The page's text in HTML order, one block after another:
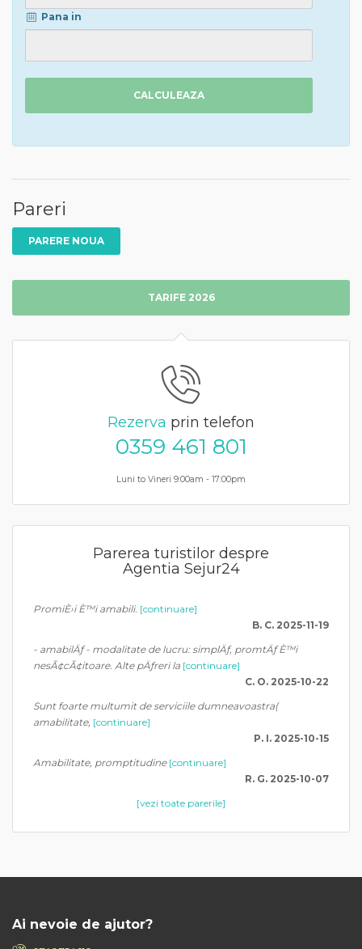
Pana in
CALCULEAZA
Pareri
PARERE NOUA
TARIFE 2026
Rezerva prin telefon
0359 461 801
Luni to Vineri 9:00am - 17:00pm
Parerea turistilor despre
Agentia Sejur24
PromiÈ›i È™i amabili. [continuare]
B. C. 2025-11-19
- amabilÄƒ - modalitate de lucru: simplÄƒ, promtÄƒ È™i
nesÃ¢cÃ¢itoare. Alte pÄƒreri la [continuare]
C. O. 2025-10-22
Sunt foarte multumit de serviciile dumneavoastra(
amabilitate, [continuare]
P. I. 2025-10-15
Amabilitate, promptitudine [continuare]
R. G. 2025-10-07
[vezi toate parerile]
Ai nevoie de ajutor?